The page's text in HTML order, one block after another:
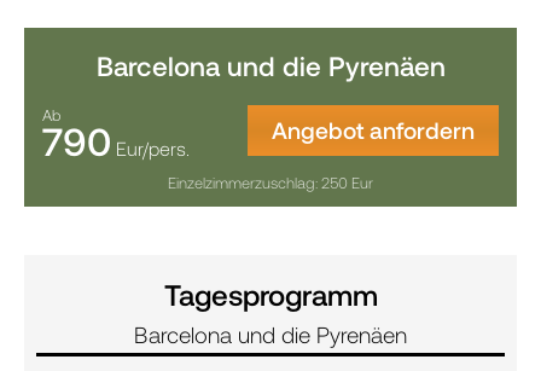
Barcelona und die Pyrenäen
Ab
790 Eur/pers.
Angebot anfordern
Einzelzimmerzuschlag: 250 Eur
Tagesprogramm
Barcelona und die Pyrenäen